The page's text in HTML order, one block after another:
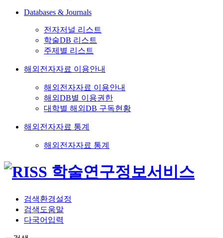
Databases & Journals
전자저널 리스트
학술DB 리스트
주제별 리스트
해외전자자료 이용안내
해외전자자료 이용안내
해외DB별 이용권한
대학별 해외DB 구독현황
해외전자자료 통계
해외전자자료 통계
검색환경설정
검색도움말
다국어입력